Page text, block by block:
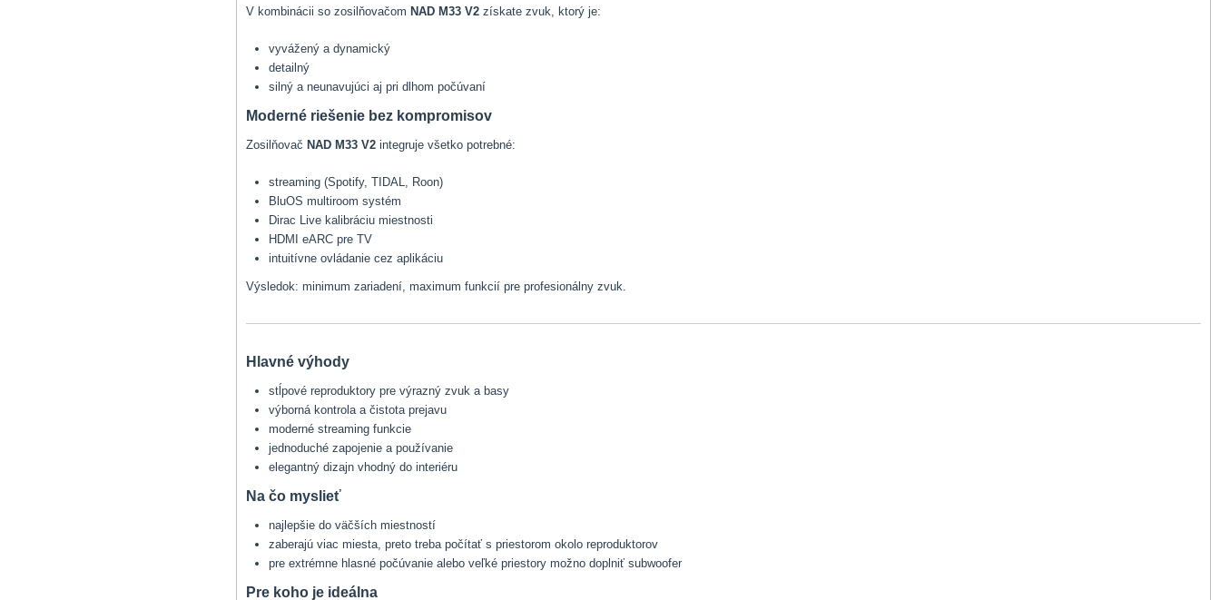
V kombinácii so zosilňovačom NAD M33 V2 získate zvuk, ktorý je:
vyvážený a dynamický
detailný
silný a neunavujúci aj pri dlhom počúvaní
Moderné riešenie bez kompromisov
Zosilňovač NAD M33 V2 integruje všetko potrebné:
streaming (Spotify, TIDAL, Roon)
BluOS multiroom systém
Dirac Live kalibráciu miestnosti
HDMI eARC pre TV
intuitívne ovládanie cez aplikáciu
Výsledok: minimum zariadení, maximum funkcií pre profesionálny zvuk.
Hlavné výhody
stĺpové reproduktory pre výrazný zvuk a basy
výborná kontrola a čistota prejavu
moderné streaming funkcie
jednoduché zapojenie a používanie
elegantný dizajn vhodný do interiéru
Na čo myslieť
najlepšie do väčších miestností
zaberajú viac miesta, preto treba počítať s priestorom okolo reproduktorov
pre extrémne hlasné počúvanie alebo veľké priestory možno doplniť subwoofer
Pre koho je ideálna